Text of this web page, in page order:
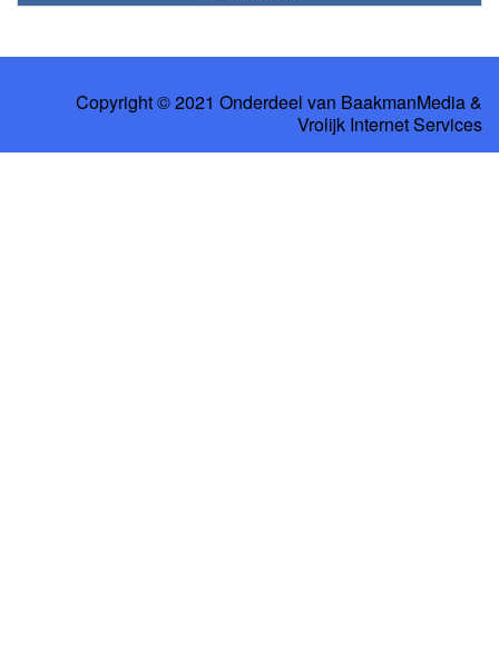
Copyright © 2021 Onderdeel van BaakmanMedia&
Vrolijk Internet Services